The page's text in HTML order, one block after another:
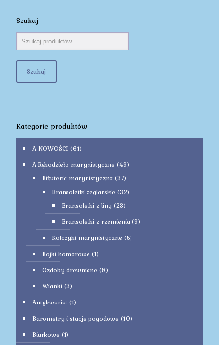
Szukaj
Szukaj
Kategorie produktów
A NOWOŚCI (61)
A Rękodzieło marynistyczne (49)
Biżuteria marynistyczna (37)
Bransoletki żeglarskie (32)
Bransoletki z liny (23)
Bransoletki z rzemienia (9)
Kolczyki marynistyczne (5)
Bojki homarowe (1)
Ozdoby drewniane (8)
Wianki (3)
Antykwariat (1)
Barometry i stacje pogodowe (10)
Biurkowe (1)